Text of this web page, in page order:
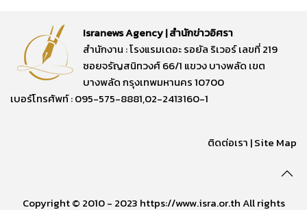
Isranews Agency | สำนักข่าวอิศรา
สำนักงาน : โรงแรมเดอะ รอยัล ริเวอร์ เลขที่ 219
ซอยจรัญสนิทวงศ์ 66/1 แขวง บางพลัด เขต
บางพลัด กรุงเทพมหานคร 10700
เบอร์โทรศัพท์ : 095-575-8881,02-2413160-1
ติดต่อเรา |Site Map
Copyright © 2010 - 2023 https://www.isra.or.th All rights